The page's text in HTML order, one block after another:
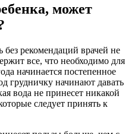
может
без рекомендаций врачей не
все, что необходимо для
начинается постепенное
грудничку начинают давать
вода не принесет никакой
следует принять к